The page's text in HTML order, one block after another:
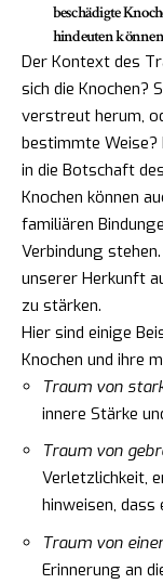
beschädigte
hindeuten
Der Kontext des
sich die Knochen?
verstreut herum,
bestimmte Weise?
in die Botschaft
Knochen können
familiären
Verbindung
unserer Herkunft
zu stärken.
Hier sind einige
Knochen und ihre
Traum von
innere Stärke
Traum von
Verletzlichkeit,
hinweisen, dass
Traum von
Erinnerung an